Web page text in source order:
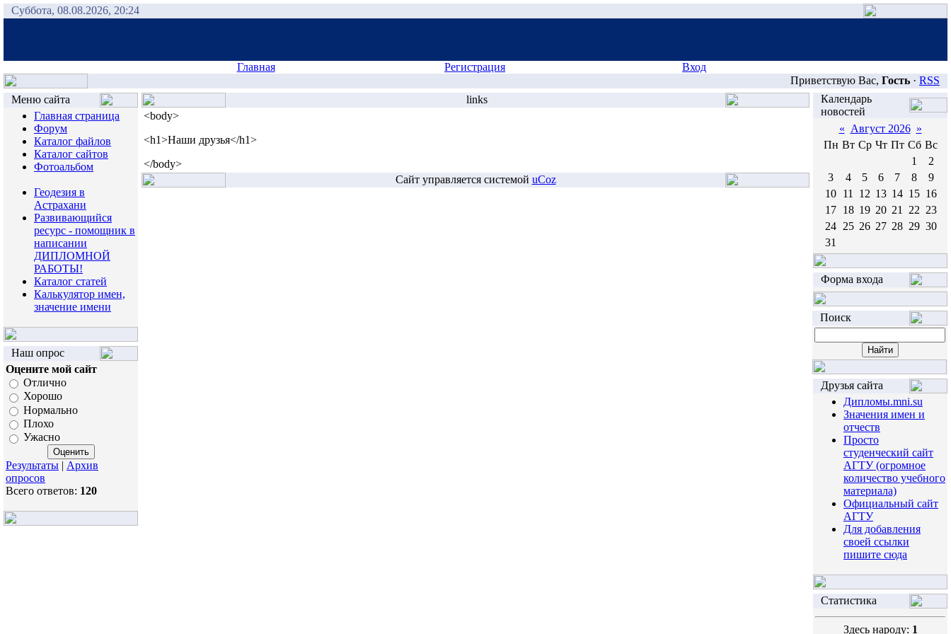
Суббота, 08.08.2026, 20:24
Главная Регистрация
Вход
Приветствую Вас, Гость · RSS
Меню сайта
Главная страница
Форум
Каталог файлов
Каталог сайтов
Фотоальбом
Геодезия в
Астрахани
Развивающийся
ресурс - помощник в
написании
ДИПЛОМНОЙ
РАБОТЫ!
Каталог статей
Калькулятор имен,
значение имени
Наш опрос
Оцените мой сайт
Отлично
Хорошо
Нормально
Плохо
Ужасно
Результаты | Архив
опросов
Всего ответов: 120
links
<body>
<h1>Наши друзья</h1>
</body>
Сайт управляется системой uCoz
Календарь
новостей
« Август 2026 »
Пн Вт Ср Чт Пт Сб Вс
1
2
3
4 5 6 7 8
9
10 11 12 13 14 15 16
17 18 19 20 21 22 23
24 25 26 27 28 29 30
31
Форма входа
Поиск
Друзья сайта
Дипломы.mni.su
Значения имен и
отчеств
Просто
студенческий сайт
АГТУ (огромное
количество учебного
материала)
Официальный сайт
АГТУ
Для добавления
своей ссылки
пишите сюда
Статистика
Здесь народу: 1